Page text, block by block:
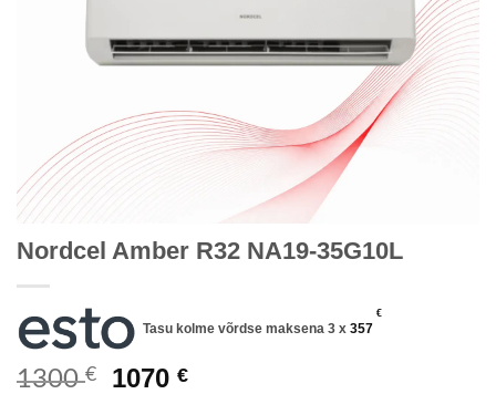
Nordcel Amber R32 NA19-35G10L
Tasu kolme võrdse maksena 3 x 357
€
1300€
Algne
1070€Current